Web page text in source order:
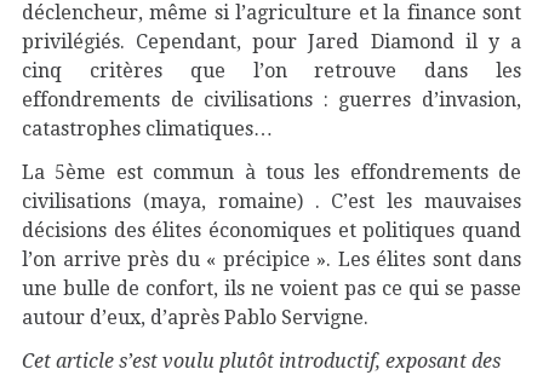
déclencheur, même si l’agriculture et la finance sont
privilégiés. Cependant, pour Jared Diamond il y a
cinq critères que l’on retrouve dans les
effondrements de civilisations : guerres d’invasion,
catastrophes climatiques…
La 5ème est commun à tous les effondrements de
civilisations (maya, romaine) . C’est les mauvaises
décisions des élites économiques et politiques quand
l’on arrive près du « précipice ». Les élites sont dans
une bulle de confort, ils ne voient pas ce qui se passe
autour d’eux, d’après Pablo Servigne.
Cet article s’est voulu plutôt introductif, exposant des